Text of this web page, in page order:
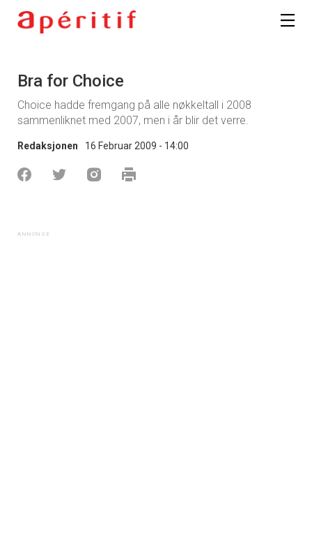
Bra for Choice
Choice hadde fremgang på alle nøkkeltall i 2008
sammenliknet med 2007, men i år blir det verre.
Redaksjonen 16 Februar 2009 - 14:00